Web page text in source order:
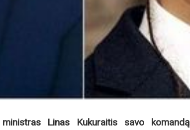
Linas Kukuraitis savo komandą